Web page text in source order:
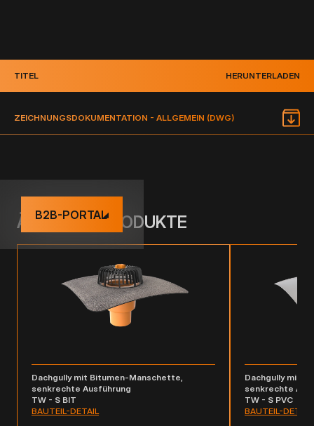
TITEL HERUNTERLADEN
ZEICHNUNGSDOKUMENTATION - ALLGEMEIN (DWG)
B2B-PORTAL
ÄHNLICHE PRODUKTE
Dachgully mit Bitumen-Manschette,
senkrechte Ausführung
TW - S BIT
BAUTEIL-DETAIL
Dachgully mit
senkrechte
TW - S PVC
BAUTEIL-DETAIL